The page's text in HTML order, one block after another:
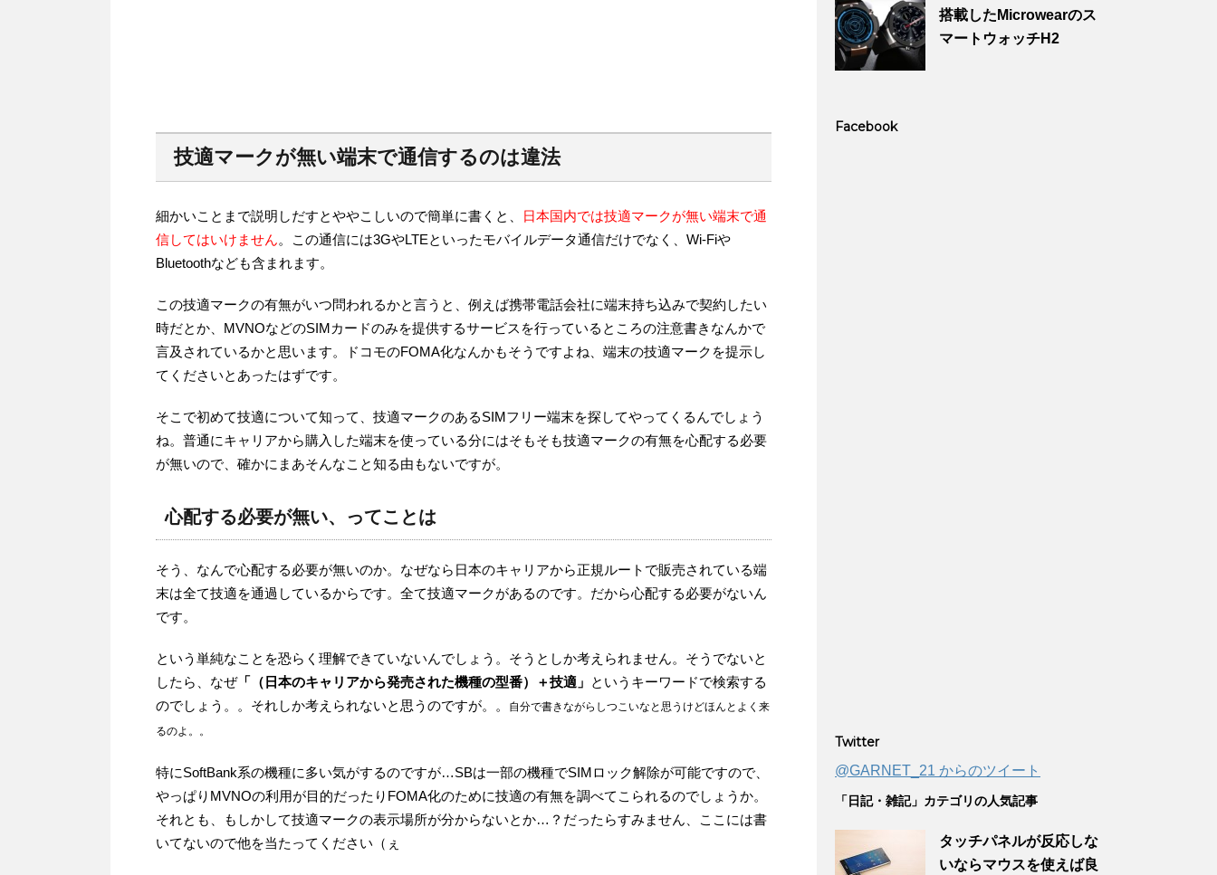
技適マークが無い端末で通信するのは違法
細かいことまで説明しだすとややこしいので簡単に書くと、
日本国内では技適マークが無い端末で通
信してはいけません。この通信には3GやLTEといったモバイルデータ通信だけでなく、Wi-Fiや
Bluetoothなども含まれます。
この技適マークの有無がいつ問われるかと言うと、例えば携帯電話会社に端末持ち込みで契約したい
時だとか、MVNOなどのSIMカードのみを提供するサービスを行っているところの注意書きなんかで
言及されているかと思います。ドコモのFOMA化なんかもそうですよね、端末の技適マークを提示し
てくださいとあったはずです。
そこで初めて技適について知って、技適マークのあるSIMフリー端末を探してやってくるんでしょう
ね。普通にキャリアから購入した端末を使っている分にはそもそも技適マークの有無を心配する必要
が無いので、確かにまあそんなこと知る由もないですが。
心配する必要が無い、ってことは
そう、なんで心配する必要が無いのか。なぜなら日本のキャリアから正規ルートで販売されている端
末は全て技適を通過しているからです。全て技適マークがあるのです。だから心配する必要がないん
です。
という単純なことを恐らく理解できていないんでしょう。そうとしか考えられません。そうでないと
したら、なぜ「（日本のキャリアから発売された機種の型番）＋技適」 というキーワードで検索する
のでしょう。。それしか考えられないと思うのですが。。
自分で書きながらしつこいなと思うけどほんとよく来
るのよ。。
特にSoftBank系の機種に多い気がするのですが…SBは一部の機種でSIMロック解除が可能ですので、
やっぱりMVNOの利用が目的だったりFOMA化のために技適の有無を調べてこられるのでしょうか。
それとも、もしかして技適マークの表示場所が分からないとか…？だったらすみません、ここには書
いてないので他を当たってください（ぇ
搭載したMicrowearのス
マートウォッチH2
Facebook
Twitter
@GARNET_21 からのツイート
「日記・雑記」カテゴリの人気記事
タッチパネルが反応しな
いならマウスを使えば良